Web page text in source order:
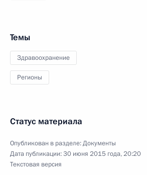
Темы
Здравоохранение
Регионы
Статус материала
Опубликован в разделе:Документы
Дата публикации:30 июня 2015 года, 20:20
Текстовая версия